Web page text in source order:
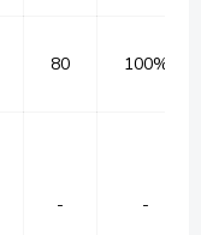
80 100%
- -